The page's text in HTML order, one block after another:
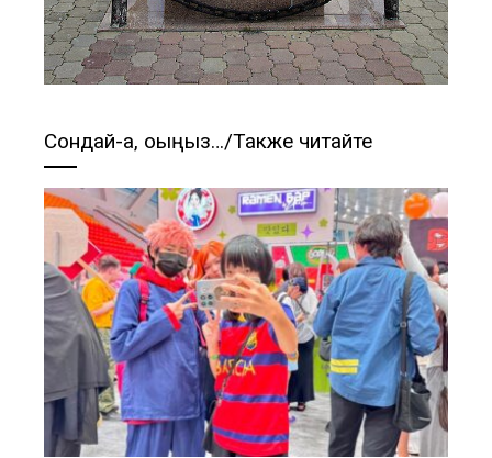
Сондай-ақ, оқыңыз…/Также читайте